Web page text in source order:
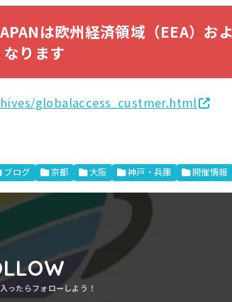
は欧州経済領域（EEA）お
ります
globalaccess_custmer.html
ブログ 京都 大阪 神戸・兵庫 開催情報